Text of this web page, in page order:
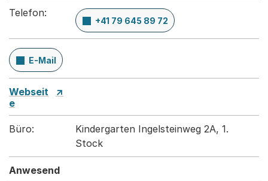
Telefon:
+41 79 645 89 72
E-Mail
Webseit
e
Büro:
Kindergarten Ingelsteinweg 2A, 1.
Stock
Anwesend